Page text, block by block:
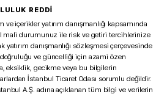
REDDİ
içerikler yatırım danışmanlığı kapsamında
mali durumunuz ile risk ve getiri tercihlerinize
danışmanlığı sözleşmesi çerçevesinde
ve güncelliği için azami özen
eksiklik, gecikme veya bu bilgilerin
İstanbul Ticaret Odası sorumlu değildir.
A.Ş. adına açıklanan tüm bilgi ve verilerin